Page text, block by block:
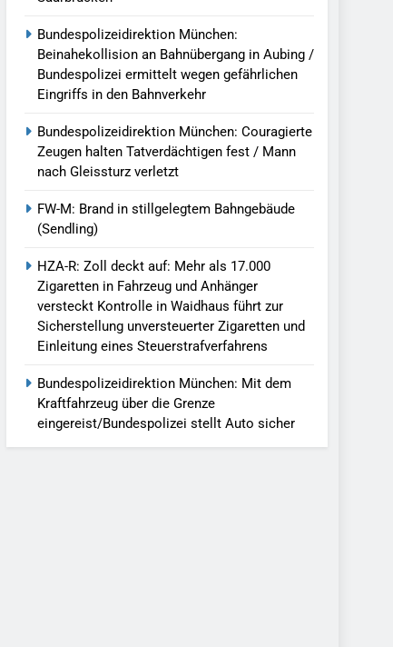
Bundespolizeidirektion München:
Beinahekollision an Bahnübergang in Aubing /
Bundespolizei ermittelt wegen gefährlichen
Eingriffs in den Bahnverkehr
Bundespolizeidirektion München: Couragierte
Zeugen halten Tatverdächtigen fest / Mann
nach Gleissturz verletzt
FW-M: Brand in stillgelegtem Bahngebäude
(Sendling)
HZA-R: Zoll deckt auf: Mehr als 17.000
Zigaretten in Fahrzeug und Anhänger
versteckt Kontrolle in Waidhaus führt zur
Sicherstellung unversteuerter Zigaretten und
Einleitung eines Steuerstrafverfahrens
Bundespolizeidirektion München: Mit dem
Kraftfahrzeug über die Grenze
eingereist/Bundespolizei stellt Auto sicher